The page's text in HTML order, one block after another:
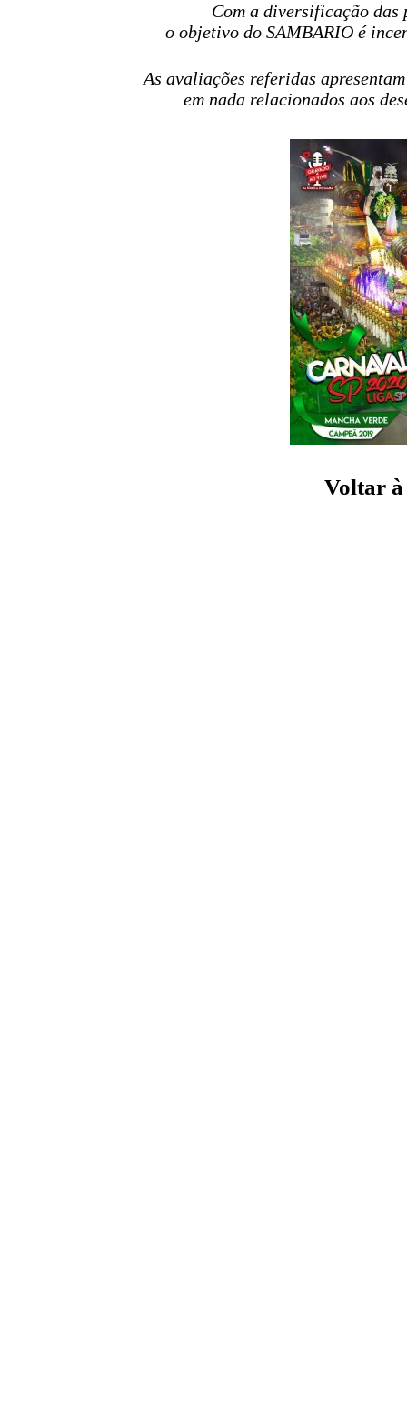
Com a diversificação das
o objetivo do SAMBARIO é
As avaliações referidas
em nada relacionados aos
Voltar à